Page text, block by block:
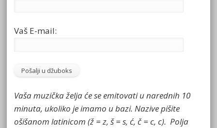
Vaš E-mail:
Vaša muzička želja će se emitovati u narednih 10
minuta, ukoliko je imamo u bazi. Nazive pišite
ošišanom latinicom (ž = z, š = s, ć, č = c, c). Polja